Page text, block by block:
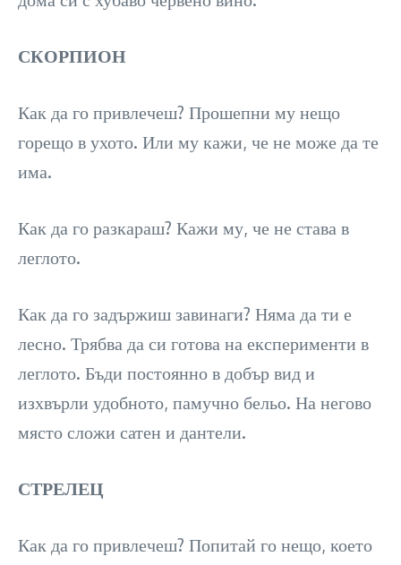
СКОРПИОН
Как да го привлечеш? Прошепни му нещо
горещо в ухото. Или му кажи, че не може да те
има.
Как да го разкараш? Кажи му, че не става в
леглото.
Как да го задържиш завинаги? Няма да ти е
лесно. Трябва да си готова на експерименти в
леглото. Бъди постоянно в добър вид и
изхвърли удобното, памучно бельо. На негово
място сложи сатен и дантели.
СТРЕЛЕЦ
Как да го привлечеш? Попитай го нещо, което